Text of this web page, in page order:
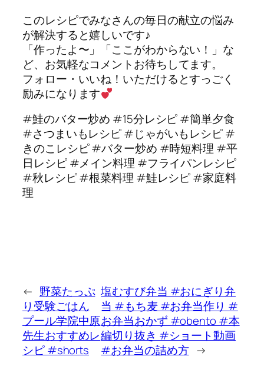
このレシピでみなさんの毎日の献立の悩み
が解決すると嬉しいです♪
「作ったよ〜」「ここがわからない！」な
ど、お気軽なコメントお待ちしてます。
フォロー・いいね！いただけるとすっごく
励みになります
#鮭のバター炒め #15分レシピ #簡単夕食
#さつまいもレシピ #じゃがいもレシピ #
きのこレシピ #バター炒め #時短料理 #平
日レシピ #メイン料理 #フライパンレシピ
#秋レシピ #根菜料理 #鮭レシピ #家庭料
理
← 野菜たっぷ
り受験ごはん
プール学院中原
先生おすすめレ
シピ #shorts
塩むすび弁当 #おにぎり弁
当 #もち麦 #お弁当作り #
お弁当おかず #obento #本
編切り抜き #ショート動画
#お弁当の詰め方 →